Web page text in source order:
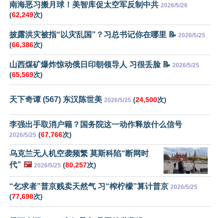
南海恶习搬月球！美智库促太空军反制中共 2026/5/26
(62,249次)
披露洪灾被指“以灾乱国”？习总书记你在哪里 📝 2026/5/25
(66,386次)
山西煤矿爆炸惊动俄日印朝领导人 习很丢脸 📝 2026/5/25
(65,569次)
天下奇谭 (567) 东汉陈世美 2026/5/25 (24,500次)
李强出手取消户籍？国务院这一动作释放什么信号
2026/5/25 (67,766次)
乌克兰无人机空袭频繁 莫斯科陷“断网时
代” 🖼️ 2026/5/25 (80,257次)
“乞求者”普京贱卖天然气 习“榨柠檬”算计普京 2026/5/25
(77,698次)